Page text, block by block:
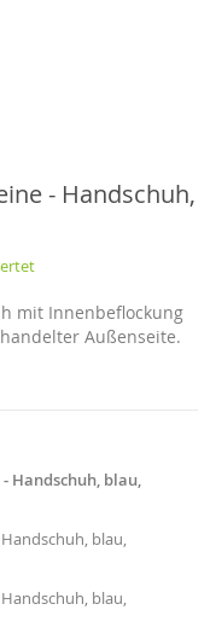
- Handschuh,
mit Innenbeflockung
Außenseite.
Handschuh, blau,
blau,
blau,